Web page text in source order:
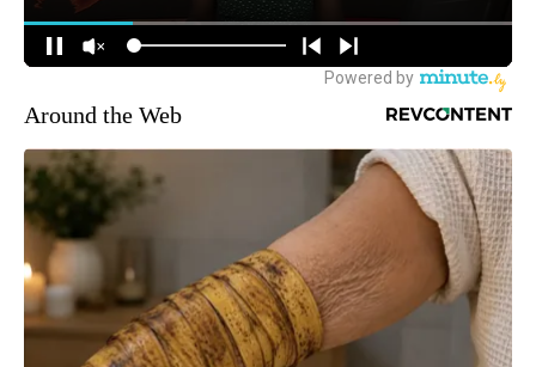
Around the Web